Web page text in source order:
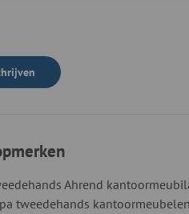
Ahrend
tweedehands kantoormeubelen